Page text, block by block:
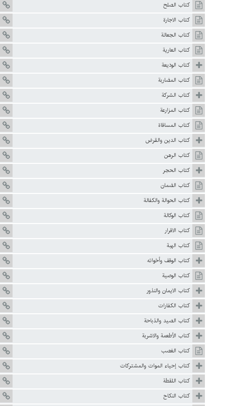
كتاب الصلح
كتاب الاجارة
كتاب الجعالة
كتاب العارية
كتاب الوديعة
كتاب المضاربة
كتاب الشركة
كتاب المزارعة
كتاب المساقاة
كتاب الدين والقرض
كتاب الرهن
كتاب الحجر
كتاب الضمان
كتاب الحوالة والكفالة
كتاب الوكالة
كتاب الاقرار
كتاب الهبة
كتاب الوقف وأخواته
كتاب الوصية
كتاب الايمان والنذور
كتاب الكفارات
كتاب الصيد والذباحة
كتاب الأطعمة والاشربة
كتاب الغصب
كتاب إحياء الموات والمشتركات
كتاب اللقطة
كتاب النكاح